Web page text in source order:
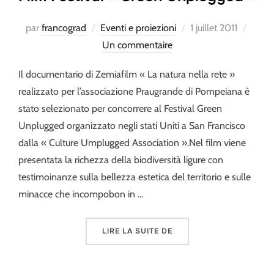
par francograd Eventi e proiezioni
Publié
1 juillet 2011
Un commentaire
Il documentario di Zemiafilm « La natura nella rete »
realizzato per l’associazione Praugrande di Pompeiana è
stato selezionato per concorrere al Festival Green
Unplugged organizzato negli stati Uniti a San Francisco
dalla « Culture Umplugged Association ».Nel film viene
presentata la richezza della biodiversità ligure con
testimoinanze sulla bellezza estetica del territorio e sulle
minacce che incompobon in …
LIRE LA SUITE DE« NATURA E PAESAGGI